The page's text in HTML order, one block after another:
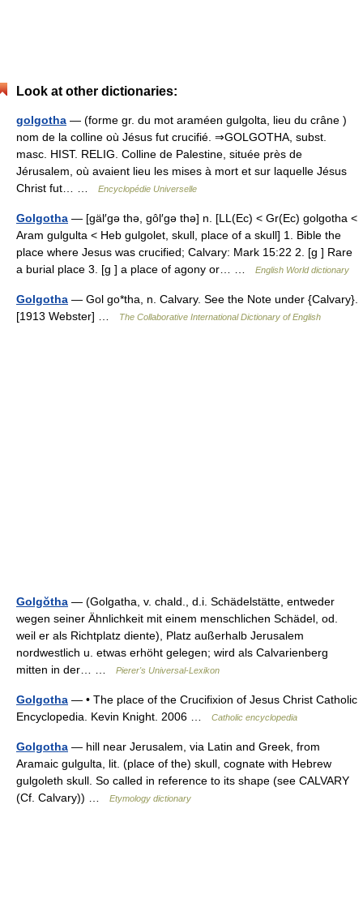
Look at other dictionaries:
golgotha — (forme gr. du mot araméen gulgolta, lieu du crâne )
nom de la colline où Jésus fut crucifié. ⇒GOLGOTHA, subst.
masc. HIST. RELIG. Colline de Palestine, située près de
Jérusalem, où avaient lieu les mises à mort et sur laquelle Jésus
Christ fut… …
Encyclopédie Universelle
Golgotha — [gäl′gə thə, gôl′gə thə] n. [LL(Ec) < Gr(Ec) golgotha <
Aram gulgulta < Heb gulgolet, skull, place of a skull] 1. Bible the
place where Jesus was crucified; Calvary: Mark 15:22 2. [g ] Rare
a burial place 3. [g ] a place of agony or… …
English World dictionary
Golgotha — Gol go*tha, n. Calvary. See the Note under {Calvary}.
[1913 Webster] …
The Collaborative International Dictionary of English
Golgŏtha — (Golgatha, v. chald., d.i. Schädelstätte, entweder
wegen seiner Ähnlichkeit mit einem menschlichen Schädel, od.
weil er als Richtplatz diente), Platz außerhalb Jerusalem
nordwestlich u. etwas erhöht gelegen; wird als Calvarienberg
mitten in der… …
Pierer's Universal-Lexikon
Golgotha — • The place of the Crucifixion of Jesus Christ Catholic
Encyclopedia. Kevin Knight. 2006 …
Catholic encyclopedia
Golgotha — hill near Jerusalem, via Latin and Greek, from
Aramaic gulgulta, lit. (place of the) skull, cognate with Hebrew
gulgoleth skull. So called in reference to its shape (see CALVARY
(Cf. Calvary)) …
Etymology dictionary